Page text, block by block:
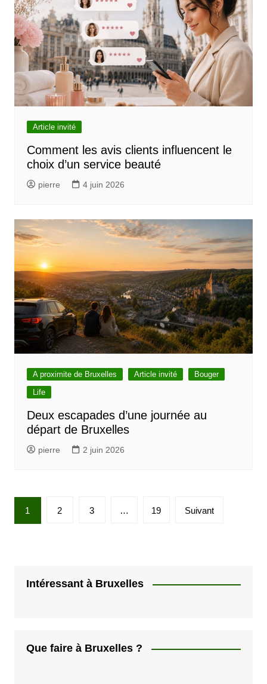
Article invité
Comment les avis clients influencent le
choix d’un service beauté
pierre 4 juin 2026
A proximite de Bruxelles Article invité
Bouger
Life
Deux escapades d’une journée au
départ de Bruxelles
pierre 2 juin 2026
a
1 2 3 … 19 Suivant
Intéressant à Bruxelles
Que faire à Bruxelles ?